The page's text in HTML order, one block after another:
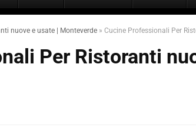
nuove e usate | Monteverde » Cucine Professionali Per
Per Ristoranti